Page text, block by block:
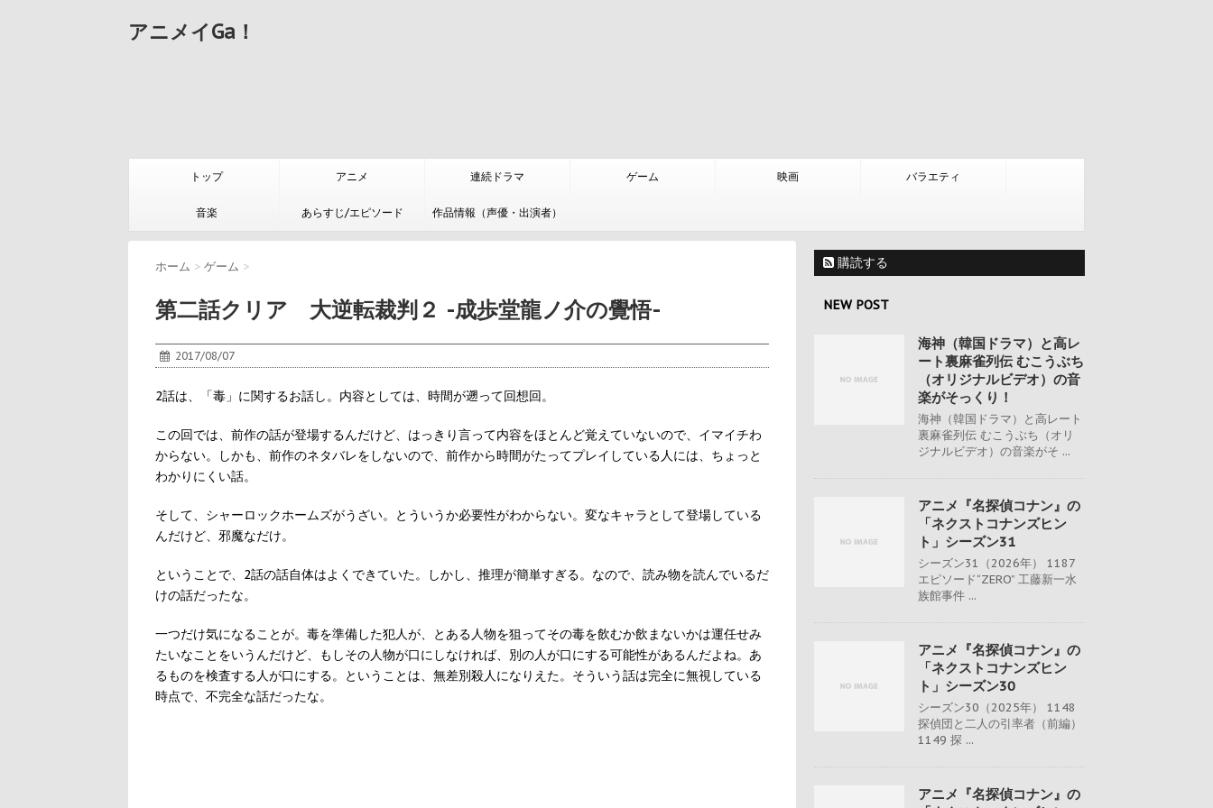
アニメイGa！
トップ アニメ 連続ドラマ ゲーム 映画 バラエティ
音楽 あらすじ/エピソード 作品情報（声優・出演者）
ホーム > ゲーム >
第二話クリア 大逆転裁判２ -成歩堂龍ノ介の覺悟-
2017/08/07
2話は、「毒」に関するお話し。内容としては、時間が遡って回想回。
この回では、前作の話が登場するんだけど、はっきり言って内容をほとんど覚えていないので、イマイチわ
からない。しかも、前作のネタバレをしないので、前作から時間がたってプレイしている人には、ちょっと
わかりにくい話。
そして、シャーロックホームズがうざい。とういうか必要性がわからない。変なキャラとして登場している
んだけど、邪魔なだけ。
ということで、2話の話自体はよくできていた。しかし、推理が簡単すぎる。なので、読み物を読んでいるだ
けの話だったな。
一つだけ気になることが。毒を準備した犯人が、とある人物を狙ってその毒を飲むか飲まないかは運任せみ
たいなことをいうんだけど、もしその人物が口にしなければ、別の人が口にする可能性があるんだよね。あ
るものを検査する人が口にする。ということは、無差別殺人になりえた。そういう話は完全に無視している
時点で、不完全な話だったな。
購読する
NEW POST
海神（韓国ドラマ）と高レ
ート裏麻雀列伝 むこうぶち
（オリジナルビデオ）の音
楽がそっくり！
海神（韓国ドラマ）と高レート
裏麻雀列伝 むこうぶち（オリ
ジナルビデオ）の音楽がそ ...
アニメ『名探偵コナン』の
「ネクストコナンズヒン
ト」シーズン31
シーズン31（2026年） 1187
エピソード“ZERO” 工藤新一水
族館事件 ...
アニメ『名探偵コナン』の
「ネクストコナンズヒン
ト」シーズン30
シーズン30（2025年） 1148
探偵団と二人の引率者（前編）
1149 探 ...
アニメ『名探偵コナン』の